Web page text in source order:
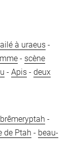
à uraeus -
- scène
-Apis -deux
-
de Ptah - beau-